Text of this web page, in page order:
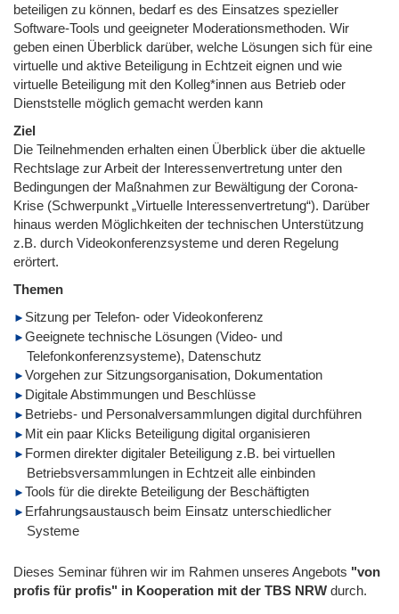
beteiligen zu können, bedarf es des Einsatzes spezieller
Software-Tools und geeigneter Moderationsmethoden. Wir
geben einen Überblick darüber, welche Lösungen sich für eine
virtuelle und aktive Beteiligung in Echtzeit eignen und wie
virtuelle Beteiligung mit den Kolleg*innen aus Betrieb oder
Dienststelle möglich gemacht werden kann
Ziel
Die Teilnehmenden erhalten einen Überblick über die aktuelle
Rechtslage zur Arbeit der Interessenvertretung unter den
Bedingungen der Maßnahmen zur Bewältigung der Corona-
Krise (Schwerpunkt „Virtuelle Interessenvertretung“). Darüber
hinaus werden Möglichkeiten der technischen Unterstützung
z.B. durch Videokonferenzsysteme und deren Regelung
erörtert.
Themen
Sitzung per Telefon- oder Videokonferenz
Geeignete technische Lösungen (Video- und
Telefonkonferenzsysteme), Datenschutz
Vorgehen zur Sitzungsorganisation, Dokumentation
Digitale Abstimmungen und Beschlüsse
Betriebs- und Personalversammlungen digital durchführen
Mit ein paar Klicks Beteiligung digital organisieren
Formen direkter digitaler Beteiligung z.B. bei virtuellen
Betriebsversammlungen in Echtzeit alle einbinden
Tools für die direkte Beteiligung der Beschäftigten
Erfahrungsaustausch beim Einsatz unterschiedlicher
Systeme
Dieses Seminar führen wir im Rahmen unseres Angebots "von
profis für profis" in Kooperation mit der TBS NRW durch.